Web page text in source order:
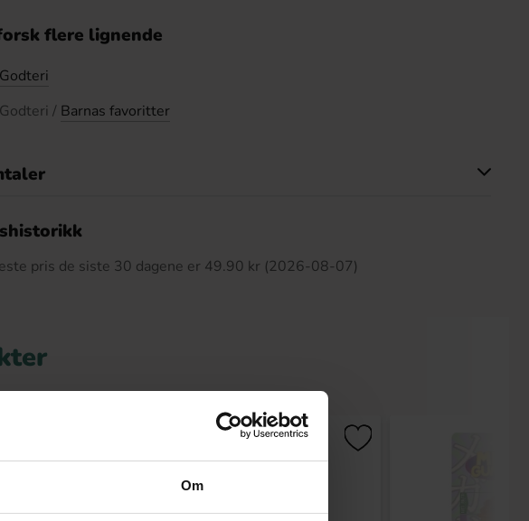
Om
flere lignende
Godteri
Godteri / Barnas favoritter
pris de siste 30 dagene er 49.90 kr (2026-08-07)